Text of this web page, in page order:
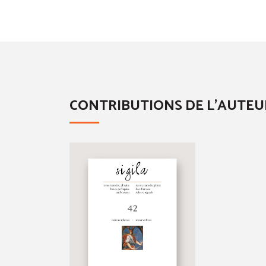
CONTRIBUTIONS DE